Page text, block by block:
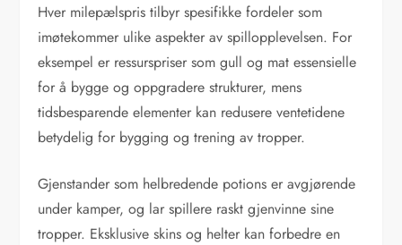
Hver milepælspris tilbyr spesifikke fordeler som
imøtekommer ulike aspekter av spillopplevelsen. For
eksempel er ressurspriser som gull og mat essensielle
for å bygge og oppgradere strukturer, mens
tidsbesparende elementer kan redusere ventetidene
betydelig for bygging og trening av tropper.
Gjenstander som helbredende potions er avgjørende
under kamper, og lar spillere raskt gjenvinne sine
tropper. Eksklusive skins og helter kan forbedre en